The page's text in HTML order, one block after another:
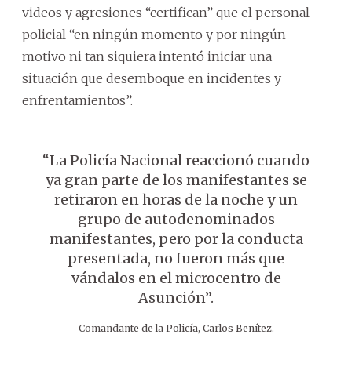
videos y agresiones “certifican” que el personal
policial “en ningún momento y por ningún
motivo ni tan siquiera intentó iniciar una
situación que desemboque en incidentes y
enfrentamientos”.
“La Policía Nacional reaccionó cuando
ya gran parte de los manifestantes se
retiraron en horas de la noche y un
grupo de autodenominados
manifestantes, pero por la conducta
presentada, no fueron más que
vándalos en el microcentro de
Asunción”.
Comandante de la Policía, Carlos Benítez.